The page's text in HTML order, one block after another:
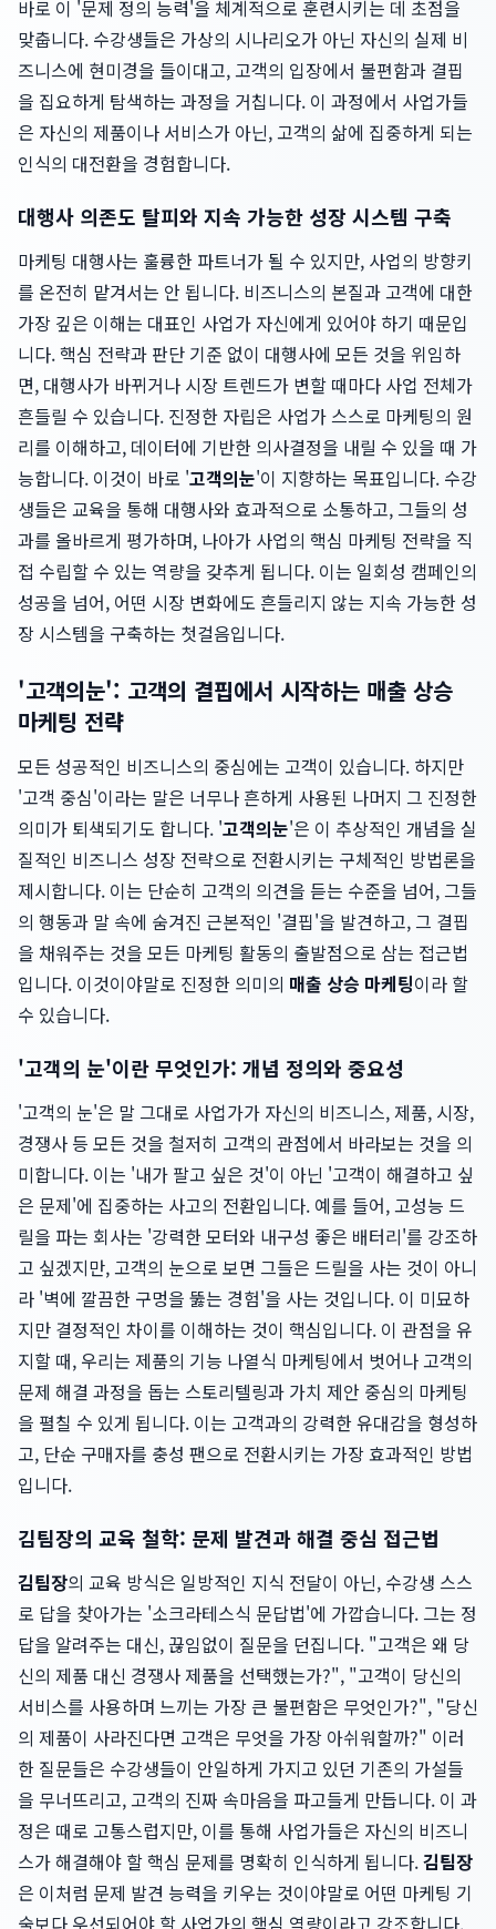
바로 이 '문제 정의 능력'을 체계적으로 훈련시키는 데 초점을
맞춥니다. 수강생들은 가상의 시나리오가 아닌 자신의 실제 비
즈니스에 현미경을 들이대고, 고객의 입장에서 불편함과 결핍
을 집요하게 탐색하는 과정을 거칩니다. 이 과정에서 사업가들
은 자신의 제품이나 서비스가 아닌, 고객의 삶에 집중하게 되는
인식의 대전환을 경험합니다.
대행사 의존도 탈피와 지속 가능한 성장 시스템 구축
마케팅 대행사는 훌륭한 파트너가 될 수 있지만, 사업의 방향키
를 온전히 맡겨서는 안 됩니다. 비즈니스의 본질과 고객에 대한
가장 깊은 이해는 대표인 사업가 자신에게 있어야 하기 때문입
니다. 핵심 전략과 판단 기준 없이 대행사에 모든 것을 위임하
면, 대행사가 바뀌거나 시장 트렌드가 변할 때마다 사업 전체가
흔들릴 수 있습니다. 진정한 자립은 사업가 스스로 마케팅의 원
리를 이해하고, 데이터에 기반한 의사결정을 내릴 수 있을 때 가
능합니다. 이것이 바로 '고객의눈'이 지향하는 목표입니다. 수강
생들은 교육을 통해 대행사와 효과적으로 소통하고, 그들의 성
과를 올바르게 평가하며, 나아가 사업의 핵심 마케팅 전략을 직
접 수립할 수 있는 역량을 갖추게 됩니다. 이는 일회성 캠페인의
성공을 넘어, 어떤 시장 변화에도 흔들리지 않는 지속 가능한 성
장 시스템을 구축하는 첫걸음입니다.
'고객의눈': 고객의 결핍에서 시작하는 매출 상승
마케팅 전략
모든 성공적인 비즈니스의 중심에는 고객이 있습니다. 하지만
'고객 중심'이라는 말은 너무나 흔하게 사용된 나머지 그 진정한
의미가 퇴색되기도 합니다. '고객의눈'은 이 추상적인 개념을 실
질적인 비즈니스 성장 전략으로 전환시키는 구체적인 방법론을
제시합니다. 이는 단순히 고객의 의견을 듣는 수준을 넘어, 그들
의 행동과 말 속에 숨겨진 근본적인 '결핍'을 발견하고, 그 결핍
을 채워주는 것을 모든 마케팅 활동의 출발점으로 삼는 접근법
입니다. 이것이야말로 진정한 의미의 매출 상승 마케팅이라 할
수 있습니다.
'고객의 눈'이란 무엇인가: 개념 정의와 중요성
'고객의 눈'은 말 그대로 사업가가 자신의 비즈니스, 제품, 시장,
경쟁사 등 모든 것을 철저히 고객의 관점에서 바라보는 것을 의
미합니다. 이는 '내가 팔고 싶은 것'이 아닌 '고객이 해결하고 싶
은 문제'에 집중하는 사고의 전환입니다. 예를 들어, 고성능 드
릴을 파는 회사는 '강력한 모터와 내구성 좋은 배터리'를 강조하
고 싶겠지만, 고객의 눈으로 보면 그들은 드릴을 사는 것이 아니
라 '벽에 깔끔한 구멍을 뚫는 경험'을 사는 것입니다. 이 미묘하
지만 결정적인 차이를 이해하는 것이 핵심입니다. 이 관점을 유
지할 때, 우리는 제품의 기능 나열식 마케팅에서 벗어나 고객의
문제 해결 과정을 돕는 스토리텔링과 가치 제안 중심의 마케팅
을 펼칠 수 있게 됩니다. 이는 고객과의 강력한 유대감을 형성하
고, 단순 구매자를 충성 팬으로 전환시키는 가장 효과적인 방법
입니다.
김팀장의 교육 철학: 문제 발견과 해결 중심 접근법
김팀장의 교육 방식은 일방적인 지식 전달이 아닌, 수강생 스스
로 답을 찾아가는 '소크라테스식 문답법'에 가깝습니다. 그는 정
답을 알려주는 대신, 끊임없이 질문을 던집니다. "고객은 왜 당
신의 제품 대신 경쟁사 제품을 선택했는가?", "고객이 당신의
서비스를 사용하며 느끼는 가장 큰 불편함은 무엇인가?", "당신
의 제품이 사라진다면 고객은 무엇을 가장 아쉬워할까?" 이러
한 질문들은 수강생들이 안일하게 가지고 있던 기존의 가설들
을 무너뜨리고, 고객의 진짜 속마음을 파고들게 만듭니다. 이 과
정은 때로 고통스럽지만, 이를 통해 사업가들은 자신의 비즈니
스가 해결해야 할 핵심 문제를 명확히 인식하게 됩니다.김팀장
은 이처럼 문제 발견 능력을 키우는 것이야말로 어떤 마케팅 기
술보다 우선되어야 할 사업가의 핵심 역량이라고 강조합니다.